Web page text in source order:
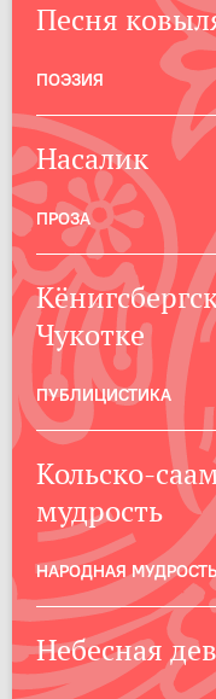
Песня
ПОЭЗИЯ
Насалик
ПРОЗА
Чукотке
ПУБЛИЦИСТИКА
Кольско-
мудрость
НАРОДНАЯ МУДРОСТЬ
Небесная